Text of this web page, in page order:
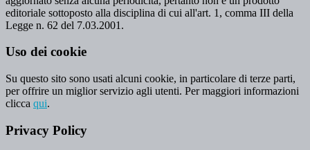
editoriale sottoposto alla disciplina di cui all'art. 1, comma III della
Legge n. 62 del 7.03.2001.
Uso dei cookie
Su questo sito sono usati alcuni cookie, in particolare di terze parti,
per offrire un miglior servizio agli utenti. Per maggiori informazioni
clicca qui.
Privacy Policy